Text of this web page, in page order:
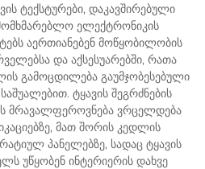
ტექსტურები, დაკავშირებული
ელექტრონიკის
აერთიანებენ მოწყობილობის
და აქსესუარებში, რათა
გამოცდილება გაუმჯობესებული
ტყავის შეგრძნების
მრავალფეროვნება ვრცელდება
მათ შორის კედლის
პანელებზე, სადაც ტყავის
უწყობენ ინტერიერის დახვე